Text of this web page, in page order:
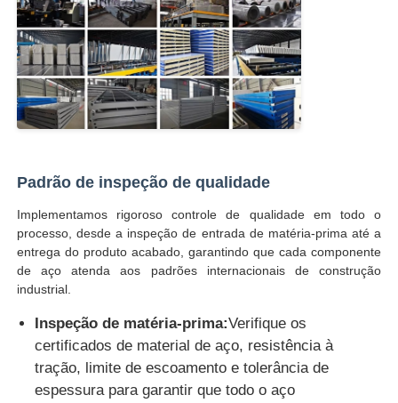
Padrão de inspeção de qualidade
Implementamos rigoroso controle de qualidade em todo o
processo, desde a inspeção de entrada de matéria-prima até a
entrega do produto acabado, garantindo que cada componente
de aço atenda aos padrões internacionais de construção
industrial.
Inspeção de matéria-prima:Verifique os
certificados de material de aço, resistência à
tração, limite de escoamento e tolerância de
espessura para garantir que todo o aço